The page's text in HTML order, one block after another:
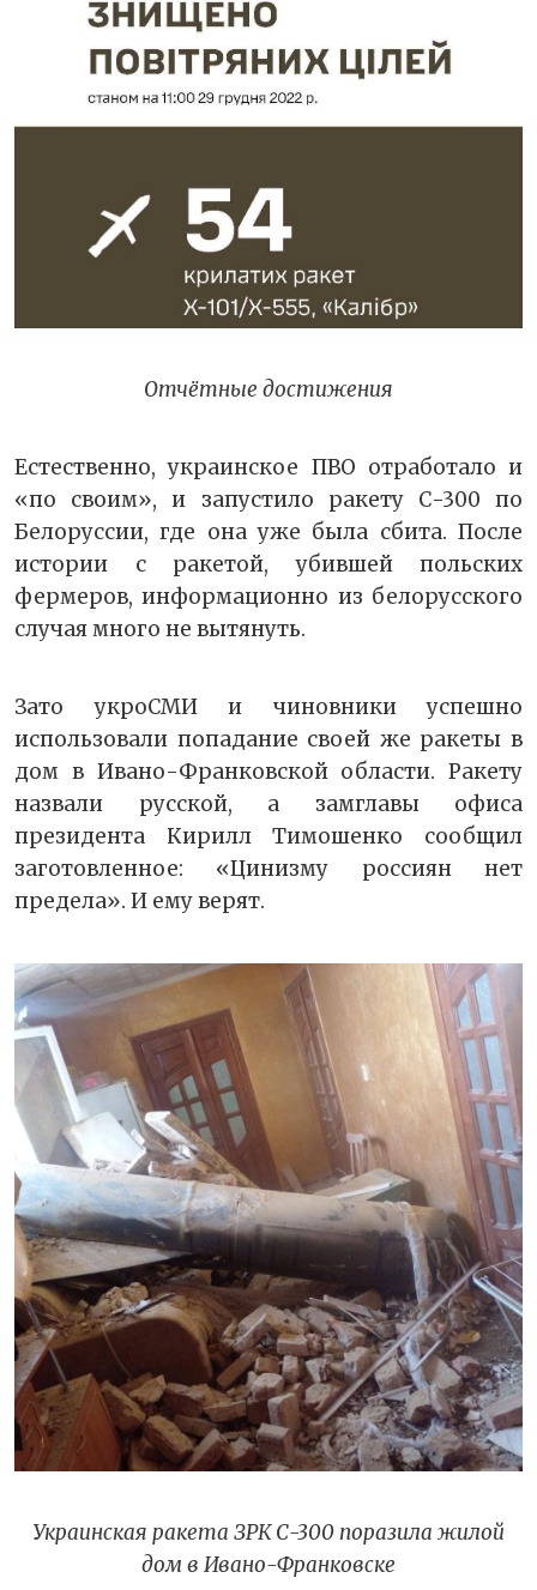
Отчётные достижения
Естественно, украинское ПВО отработало и
«по своим», и запустило ракету С-300 по
Белоруссии, где она уже была сбита. После
истории с ракетой, убившей польских
фермеров, информационно из белорусского
случая много не вытянуть.
Зато укроСМИ и чиновники успешно
использовали попадание своей же ракеты в
дом в Ивано-Франковской области. Ракету
назвали русской, а замглавы офиса
президента Кирилл Тимошенко сообщил
заготовленное: «Цинизму россиян нет
предела». И ему верят.
Украинская ракета ЗРК С-300 поразила жилой
дом в Ивано-Франковске